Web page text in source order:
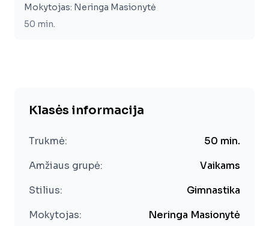
Mokytojas: Neringa Masionytė
50 min.
Klasės informacija
Trukmė: 50 min.
Amžiaus grupė:
Vaikams
Stilius:
Gimnastika
Mokytojas:
Neringa Masionytė